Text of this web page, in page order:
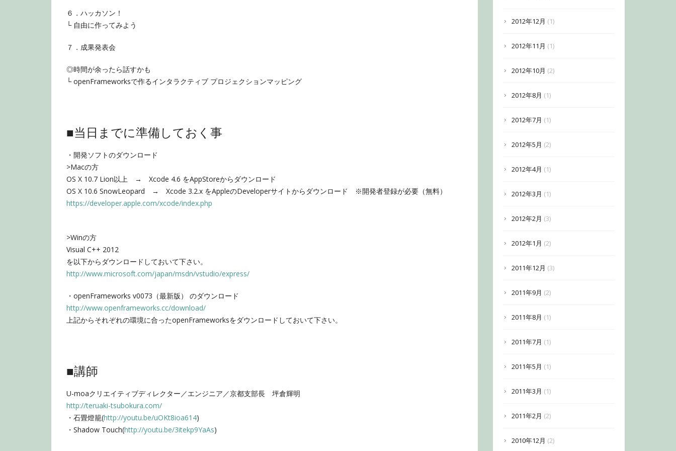
６．ハッカソン！
└ 自由に作ってみよう
７．成果発表会
◎時間が余ったら話すかも
└ openFrameworksで作るインタラクティブ プロジェクションマッピング
■当日までに準備しておく事
・開発ソフトのダウンロード
>Macの方
OS X 10.7 Lion以上 → Xcode 4.6 をAppStoreからダウンロード
OS X 10.6 SnowLeopard → Xcode 3.2.x をAppleのDeveloperサイトからダウンロード ※開発者登録が必要（無料）
https://developer.apple.com/xcode/index.php
>Winの方
Visual C++ 2012
を以下からダウンロードしておいて下さい。
http://www.microsoft.com/japan/msdn/vstudio/express/
・openFrameworks v0073（最新版） のダウンロード
http://www.openframeworks.cc/download/
上記からそれぞれの環境に合ったopenFrameworksをダウンロードしておいて下さい。
■講師
U-moaクリエイティブディレクター／エンジニア／京都支部長 坪倉輝明
http://teruaki-tsubokura.com/
・石畳燈籠(http://youtu.be/uOKt8ioa614)
・Shadow Touch(http://youtu.be/3itekp9YaAs)
2012年12月 (1)
2012年11月 (1)
2012年10月 (2)
2012年8月 (1)
2012年7月 (1)
2012年5月 (2)
2012年4月 (1)
2012年3月 (1)
2012年2月 (3)
2012年1月 (2)
2011年12月 (3)
2011年9月 (2)
2011年8月 (1)
2011年7月 (1)
2011年5月 (1)
2011年3月 (1)
2011年2月 (2)
2010年12月 (2)